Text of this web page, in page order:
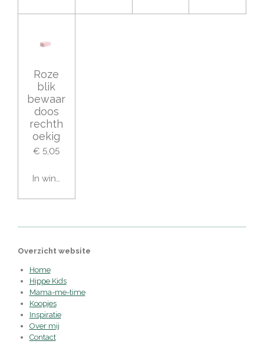
Roze
blik
bewaar
doos
rechth
oekig
€ 5,05
In winkelwagen
Overzicht website
Home
Hippe Kids
Mama-me-time
Koopjes
Inspiratie
Over mij
Contact